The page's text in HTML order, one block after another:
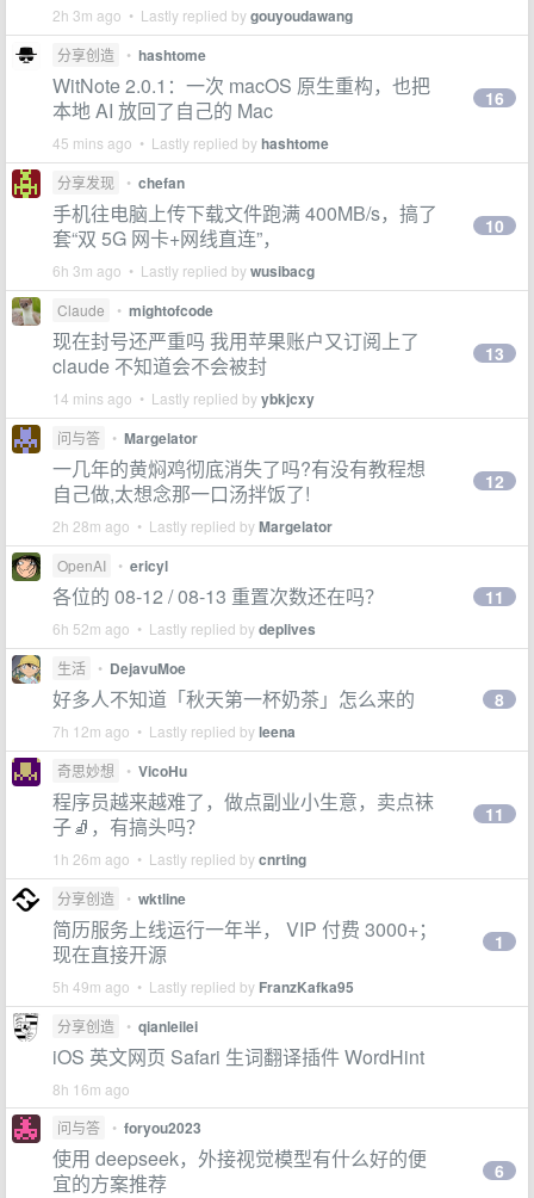
2h 3m ago • Lastly replied bygouyoudawang
分享创造 • hashtome
WitNote 2.0.1：一次 macOS 原生重构，也把
本地 AI 放回了自己的 Mac
45 mins ago • Lastly replied byhashtome
16
分享发现 • chefan
手机往电脑上传下载文件跑满 400MB/s，搞了
套“双 5G 网卡+网线直连”，
6h 3m ago • Lastly replied bywusibacg
10
Claude • mightofcode
现在封号还严重吗 我用苹果账户又订阅上了
claude 不知道会不会被封
14 mins ago • Lastly replied byybkjcxy
13
问与答 • Margelator
一几年的黄焖鸡彻底消失了吗?有没有教程想
自己做,太想念那一口汤拌饭了!
2h 28m ago • Lastly replied byMargelator
12
OpenAI • ericyl
各位的 08-12 / 08-13 重置次数还在吗？
6h 52m ago • Lastly replied bydeplives
11
生活 • DejavuMoe
好多人不知道「秋天第一杯奶茶」怎么来的
7h 12m ago • Lastly replied byleena
8
奇思妙想 • VicoHu
程序员越来越难了，做点副业小生意，卖点袜
子🧦，有搞头吗？
1h 26m ago • Lastly replied bycnrting
11
分享创造 • wktline
简历服务上线运行一年半， VIP 付费 3000+；
现在直接开源
5h 49m ago • Lastly replied by FranzKafka95
1
分享创造 • qianleilei
iOS 英文网页 Safari 生词翻译插件 WordHint
8h 16m ago
问与答
• foryou2023
使用 deepseek，外接视觉模型有什么好的便
宜的方案推荐
6